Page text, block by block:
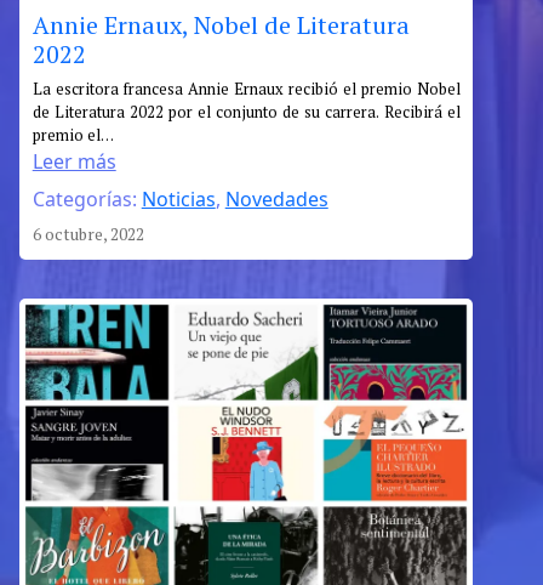
Annie Ernaux, Nobel de Literatura
2022
La escritora francesa Annie Ernaux recibió el premio Nobel
de Literatura 2022 por el conjunto de su carrera. Recibirá el
premio el…
Leer más
:
Annie
Ernaux,
Nobel
de
Literatura
2022
Categorías: Noticias, Novedades
6 octubre, 2022